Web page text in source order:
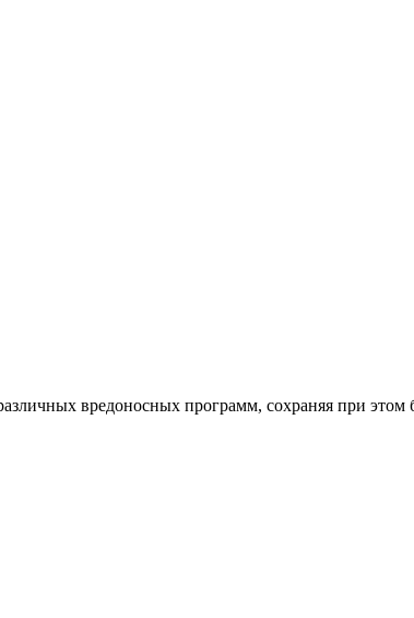
вредоносных программ, сохраняя при этом